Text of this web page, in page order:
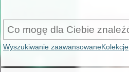
Wyszukiwanie zaawansowaneKolekcje